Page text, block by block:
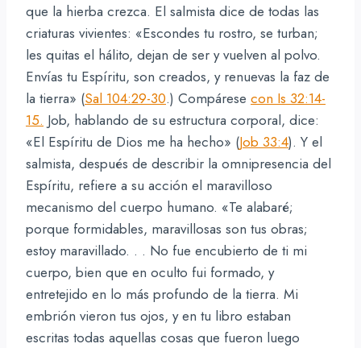
que la hierba crezca. El salmista dice de todas las
criaturas vivientes: «Escondes tu rostro, se turban;
les quitas el hálito, dejan de ser y vuelven al polvo.
Envías tu Espíritu, son creados, y renuevas la faz de
la tierra» (Sal 104:29-30.) Compárese con Is 32:14-
15. Job, hablando de su estructura corporal, dice:
«El Espíritu de Dios me ha hecho» (Job 33:4). Y el
salmista, después de describir la omnipresencia del
Espíritu, refiere a su acción el maravilloso
mecanismo del cuerpo humano. «Te alabaré;
porque formidables, maravillosas son tus obras;
estoy maravillado. . . No fue encubierto de ti mi
cuerpo, bien que en oculto fui formado, y
entretejido en lo más profundo de la tierra. Mi
embrión vieron tus ojos, y en tu libro estaban
escritas todas aquellas cosas que fueron luego